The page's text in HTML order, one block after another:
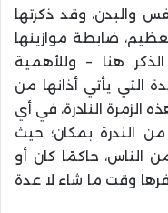
والبدن، وقد ذكرتها
ضابطة موازينها
هنا – وللأهمية
التي يأتي أذانها من
الزمرة النادرة، في أي
الندرة بمكان؛ حيث
الناس، حاكمًا كان أو
وقت ما شاء لا عدة